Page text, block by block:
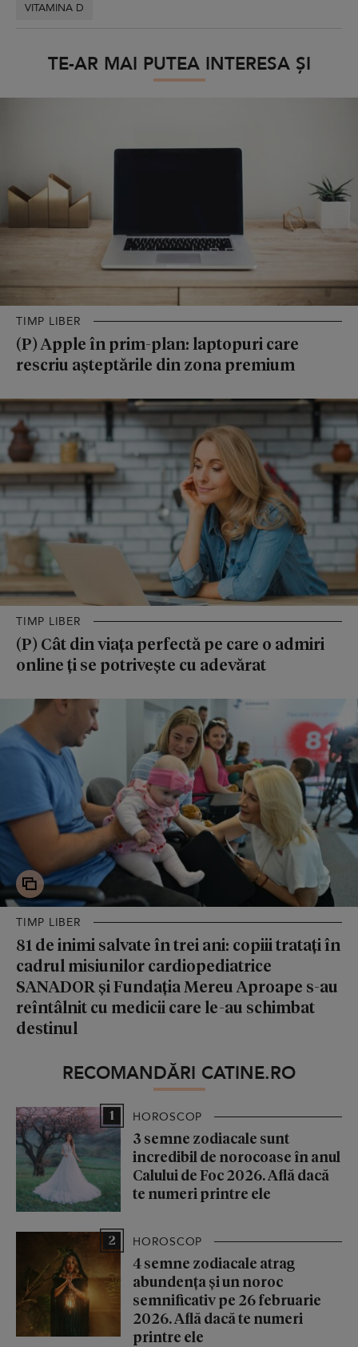
VITAMINA D
TE-AR MAI PUTEA INTERESA ȘI
TIMP LIBER
(P) Apple în prim-plan: laptopuri care
rescriu așteptările din zona premium
TIMP LIBER
(P) Cât din viața perfectă pe care o admiri
online ți se potrivește cu adevărat
TIMP LIBER
81 de inimi salvate în trei ani: copiii tratați în
cadrul misiunilor cardiopediatrice
SANADOR și Fundația Mereu Aproape s-au
reîntâlnit cu medicii care le-au schimbat
destinul
RECOMANDĂRI CATINE.RO
1 HOROSCOP
3 semne zodiacale sunt
incredibil de norocoase în anul
Calului de Foc 2026. Află dacă
te numeri printre ele
2 HOROSCOP
4 semne zodiacale atrag
abundența și un noroc
semnificativ pe 26 februarie
2026. Află dacă te numeri
printre ele